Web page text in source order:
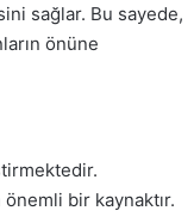
sağlar. Bu sayede,
önüne
bir kaynaktır.